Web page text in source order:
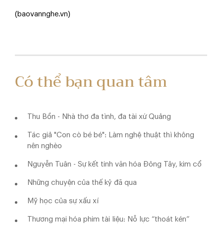
(baovannghe.vn)
Có thể bạn quan tâm
Thu Bồn - Nhà thơ đa tình, đa tài xứ Quảng
Tác giả "Con cò bé bé": Làm nghệ thuật thì không
nên nghèo
Nguyễn Tuân - Sự kết tinh văn hóa Đông Tây, kim cổ
Những chuyện của thế kỷ đã qua
Mỹ học của sự xấu xí
Thương mại hóa phim tài liệu: Nỗ lực “thoát kén”